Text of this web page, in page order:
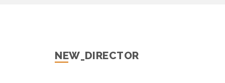
NEW_DIRECTOR